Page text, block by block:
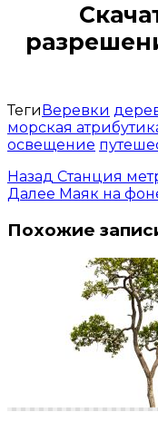
ТегиВеревки
морская
освещение
Назад Станция
Далее Маяк на
Похожие